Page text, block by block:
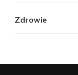
Zdrowie